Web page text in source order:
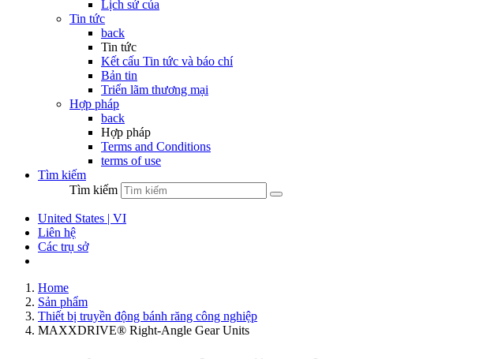
Lịch sử của
Tin tức
back
Tin tức
Kết cấu Tin tức và báo chí
Bản tin
Triển lãm thương mại
Hợp pháp
back
Hợp pháp
Terms and Conditions
terms of use
Tìm kiếm
Tìm kiếm
United States | VI
Liên hệ
Các trụ sở
Home
Sản phẩm
Thiết bị truyền động bánh răng công nghiệp
MAXXDRIVE® Right-Angle Gear Units